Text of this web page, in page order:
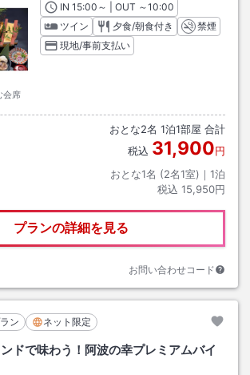
会席
INチェックイン
15:00 ～ | OUT チェックアウト
～10:00
ツイン
夕食/朝食付き
禁煙
現地/事前支払い
おとな2名 1泊1部屋 合計
税込 31,900円
おとな1名 (2名1室)｜ 1泊
税込 15,950円
プランの詳細を見る
お問い合わせコード
ン ネット限定
ドで味わう！阿波の幸プレミアムバイ